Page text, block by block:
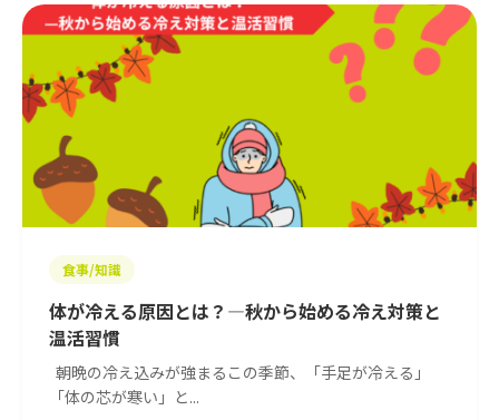
食事/知識
体が冷える原因とは？—秋から始める冷え対策と
温活習慣
朝晩の冷え込みが強まるこの季節、「手足が冷える」
「体の芯が寒い」と...